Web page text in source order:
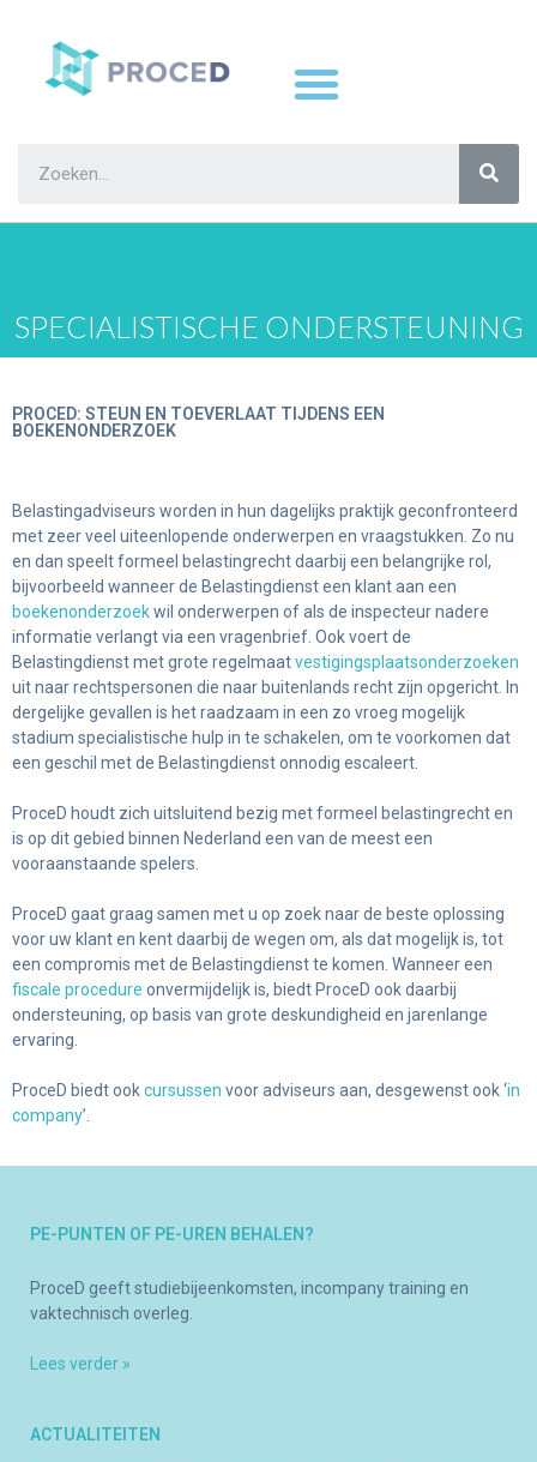
SPECIALISTISCHE ONDERSTEUNING
PROCED: STEUN EN TOEVERLAAT TIJDENS EEN
BOEKENONDERZOEK
Belastingadviseurs worden in hun dagelijks praktijk geconfronteerd
met zeer veel uiteenlopende onderwerpen en vraagstukken. Zo nu
en dan speelt formeel belastingrecht daarbij een belangrijke rol,
bijvoorbeeld wanneer de Belastingdienst een klant aan een
boekenonderzoekwil onderwerpen of als de inspecteur nadere
informatie verlangt via een vragenbrief. Ook voert de
Belastingdienst met grote regelmaatvestigingsplaatsonderzoeken
uit naar rechtspersonen die naar buitenlands recht zijn opgericht. In
dergelijke gevallen is het raadzaam in een zo vroeg mogelijk
stadium specialistische hulp in te schakelen, om te voorkomen dat
een geschil met de Belastingdienst onnodig escaleert.
ProceD houdt zich uitsluitend bezig met formeel belastingrecht en
is op dit gebied binnen Nederland een van de meest een
vooraanstaande spelers.
ProceD gaat graag samen met u op zoek naar de beste oplossing
voor uw klant en kent daarbij de wegen om, als dat mogelijk is, tot
een compromis met de Belastingdienst te komen. Wanneer een
fiscale procedure onvermijdelijk is, biedt ProceD ook daarbij
ondersteuning, op basis van grote deskundigheid en jarenlange
ervaring.
ProceD biedt ookcursussen voor adviseurs aan, desgewenst ook ‘in
company’.
PE-PUNTEN OF PE-UREN BEHALEN?
ProceD geeft studiebijeenkomsten, incompany training en
vaktechnisch overleg.
Lees verder »
ACTUALITEITEN